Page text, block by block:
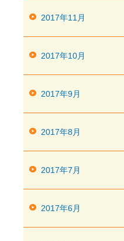
2017年11月
2017年10月
2017年9月
2017年8月
2017年7月
2017年6月